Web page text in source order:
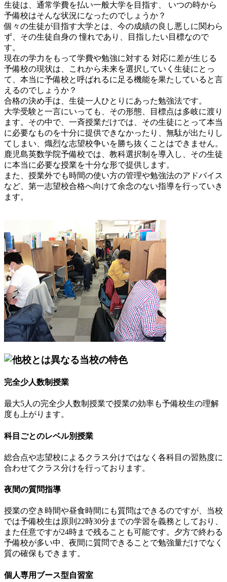
生徒は、通常学費を払い一般大学を目指す、 いつの時から
予備校はそんな状況になったのでしょうか？
個々の生徒が目指す大学とは、今の成績の良し悪しに関わら
ず、その生徒自身の 憧れであり、目指したい目標なので
す。
現在の学力をもって学費や勉強に対する 対応に差が生じる
予備校の現状は、これから未来を選択していく生徒にとっ
て、本当に予備校と呼ばれるに足る機能を果たしていると言
えるのでしょうか？
合格の決め手は、生徒一人ひとりにあった勉強法です。
大学受験と一言にいっても、その形態、目標点は多岐に渡り
ます。その中で、一斉授業だけでは、その生徒にとって本当
に必要なものを十分に提供できなかったり、無駄が出たりし
てしまい、熾烈な志望校争いを勝ち抜くことはできません。
鹿児島英数学院予備校では、教科選択制を導入し、その生徒
に本当に必要な授業を十分な形で提供します。
また、授業外でも時間の使い方の管理や勉強法のアドバイス
など、第一志望校合格へ向けて余念のない指導を行っていき
ます。
完全少人数制授業
最大5人の完全少人数制授業で授業の効率も予備校生の理解
度も上がります。
科目ごとのレベル別授業
総合点や志望校によるクラス分けではなく各科目の習熟度に
合わせてクラス分けを行っております。
夜間の質問指導
授業の空き時間や昼食時間にも質問はできるのですが、当校
では予備校生は原則22時30分までの学習を義務としており、
また任意ですが24時まで残ることも可能です。夕方で終わる
予備校が多い中、夜間に質問できることで勉強量だけでなく
質の確保もできます。
個人専用ブース型自習室